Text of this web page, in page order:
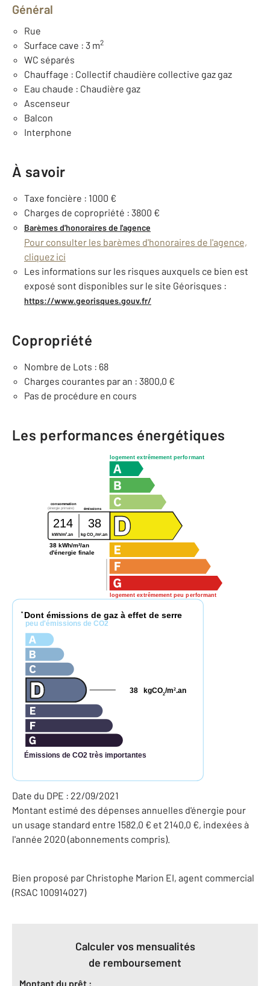
Général
Rue
Surface cave : 3 m2
WC séparés
Chauffage : Collectif chaudière collective gaz gaz
Eau chaude : Chaudière gaz
Ascenseur
Balcon
Interphone
À savoir
Taxe foncière : 1000 €
Charges de copropriété : 3800 €
Barèmes d'honoraires de l'agence
Pour consulter les barèmes d'honoraires de l'agence,
cliquez ici
Les informations sur les risques auxquels ce bien est
exposé sont disponibles sur le site Géorisques :
https://www.georisques.gouv.fr/
Copropriété
Nombre de Lots : 68
Charges courantes par an : 3800,0 €
Pas de procédure en cours
Les performances énergétiques
logement extrêmement performant
logement extrêmement peu performant
consommation
émissions
(énergie primaire)
214 38
kWh/m2.an kg CO2 /m2 .an
38 kWh/m²/an
d'énergie finale
* Dont émissions de gaz à effet de serre
peu d'émissions de CO2
Émissions de CO2 très importantes
kgCO2/m2.an
38
Date du DPE : 22/09/2021
Montant estimé des dépenses annuelles d'énergie pour
un usage standard entre 1582,0 € et 2140,0 €, indexées à
l'année 2020 (abonnements compris).
Bien proposé par Christophe Marion EI, agent commercial
(RSAC 100914027)
Calculer vos mensualités
de remboursement
Montant du prêt :